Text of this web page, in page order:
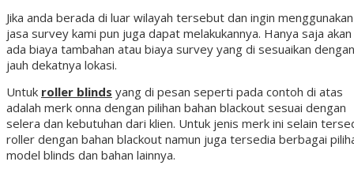
Jika anda berada di luar wilayah tersebut dan ingin menggunakan
jasa survey kami pun juga dapat melakukannya. Hanya saja akan
ada biaya tambahan atau biaya survey yang di sesuaikan dengan
jauh dekatnya lokasi.
Untuk roller blinds yang di pesan seperti pada contoh di atas
adalah merk onna dengan pilihan bahan blackout sesuai dengan
selera dan kebutuhan dari klien. Untuk jenis merk ini selain
roller dengan bahan blackout namun juga tersedia berbagai
model blinds dan bahan lainnya.